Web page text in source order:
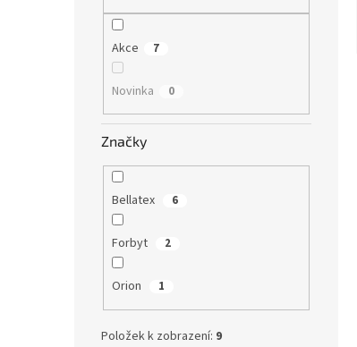
Akce 7
Novinka 0
Značky
Bellatex 6
Forbyt 2
Orion 1
Položek k zobrazení: 9